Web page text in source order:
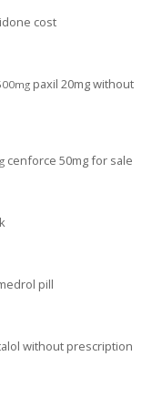
cost
paxil 20mg without
cenforce 50mg for sale
pill
without prescription